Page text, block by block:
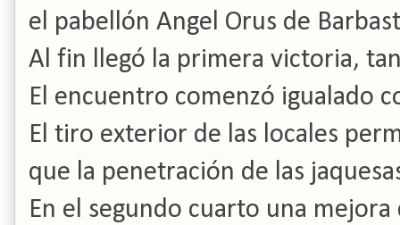
el pabellón Angel Orus de
Al fin llegó la primera victoria,
El encuentro comenzó igualado
El tiro exterior de las locales
que la penetración de las
En el segundo cuarto una